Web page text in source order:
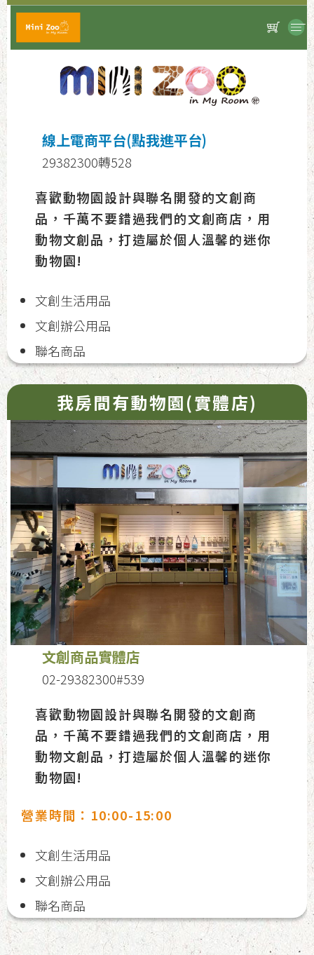
線上電商平台(點我進平台)
29382300轉528
喜歡動物園設計與聯名開發的文創商
品，千萬不要錯過我們的文創商店，用
動物文創品，打造屬於個人溫馨的迷你
動物園!
文創生活用品
文創辦公用品
聯名商品
我房間有動物園(實體店)
文創商品實體店
02-29382300#539
喜歡動物園設計與聯名開發的文創商
品，千萬不要錯過我們的文創商店，用
動物文創品，打造屬於個人溫馨的迷你
動物園!
營業時間：10:00-15:00
文創生活用品
文創辦公用品
聯名商品